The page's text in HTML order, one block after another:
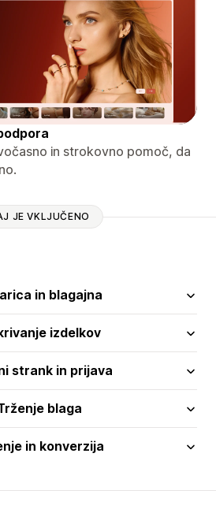
in strokovno pomoč, da
JE VKLJUČENO
in blagajna
izdelkov
strank in prijava
blaga
in konverzija